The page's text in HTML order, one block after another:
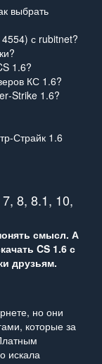
выбрать
с rubitnet?
1.6?
КС 1.6?
1.6?
1.6
8, 8.1, 10,
смысл. А
CS 1.6 с
друзьям.
но они
которые за
искала